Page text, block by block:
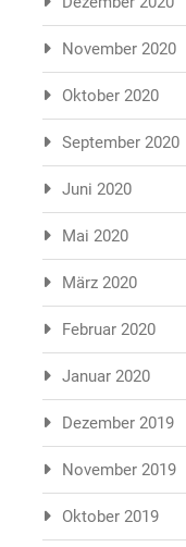
November 2020
Oktober 2020
September 2020
Juni 2020
Mai 2020
März 2020
Februar 2020
Januar 2020
Dezember 2019
November 2019
Oktober 2019